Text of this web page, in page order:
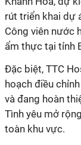
rút triển khai dự
Công viên nước
ẩm thực tại tỉnh
Đặc biệt, TTC
hoạch điều
và đang hoàn
Tình yêu mở
toàn khu vực.